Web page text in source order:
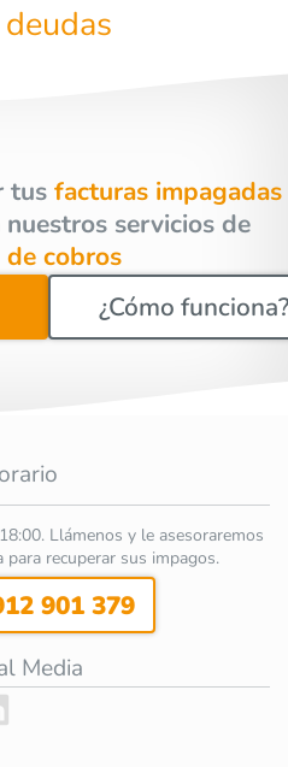
tus facturas impagadas
servicios de
cobros
¿Cómo funciona?
Llámenos y le asesoraremos
recuperar sus impagos.
901 379
Media